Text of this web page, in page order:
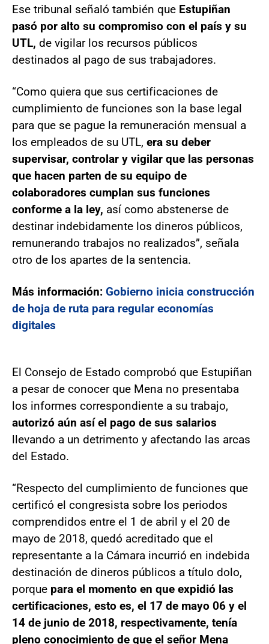
Ese tribunal señaló también que Estupiñan
pasó por alto su compromiso con el país y su
UTL, de vigilar los recursos públicos
destinados al pago de sus trabajadores.
“Como quiera que sus certificaciones de
cumplimiento de funciones son la base legal
para que se pague la remuneración mensual a
los empleados de su UTL, era su deber
supervisar, controlar y vigilar que las personas
que hacen parten de su equipo de
colaboradores cumplan sus funciones
conforme a la ley, así como abstenerse de
destinar indebidamente los dineros públicos,
remunerando trabajos no realizados”, señala
otro de los apartes de la sentencia.
Más información: Gobierno inicia construcción
de hoja de ruta para regular economías
digitales
El Consejo de Estado comprobó que Estupiñan
a pesar de conocer que Mena no presentaba
los informes correspondiente a su trabajo,
autorizó aún así el pago de sus salarios
llevando a un detrimento y afectando las arcas
del Estado.
“Respecto del cumplimiento de funciones que
certificó el congresista sobre los periodos
comprendidos entre el 1 de abril y el 20 de
mayo de 2018, quedó acreditado que el
representante a la Cámara incurrió en indebida
destinación de dineros públicos a título dolo,
porque para el momento en que expidió las
certificaciones, esto es, el 17 de mayo 06 y el
14 de junio de 2018, respectivamente, tenía
pleno conocimiento de que el señor Mena